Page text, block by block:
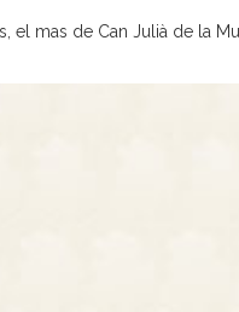
mas de Can Julià de la